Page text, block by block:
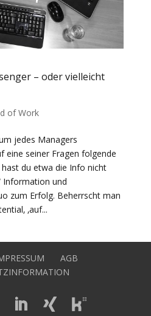
– oder vielleicht
of Work
jedes Managers
eine seiner Fragen folgende
du etwa die Info nicht
Information und
zum Erfolg. Beherrscht man
‚auf...
AGB